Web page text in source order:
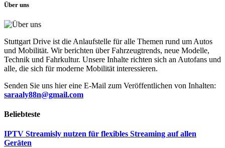
Über uns
Stuttgart Drive ist die Anlaufstelle für alle Themen rund um Autos
und Mobilität. Wir berichten über Fahrzeugtrends, neue Modelle,
Technik und Fahrkultur. Unsere Inhalte richten sich an Autofans und
alle, die sich für moderne Mobilität interessieren.
Senden Sie uns hier eine E-Mail zum Veröffentlichen von Inhalten:
saraaly88n@gmail.com
Beliebteste
IPTV Streamisly nutzen für flexibles Streaming auf allen
Geräten